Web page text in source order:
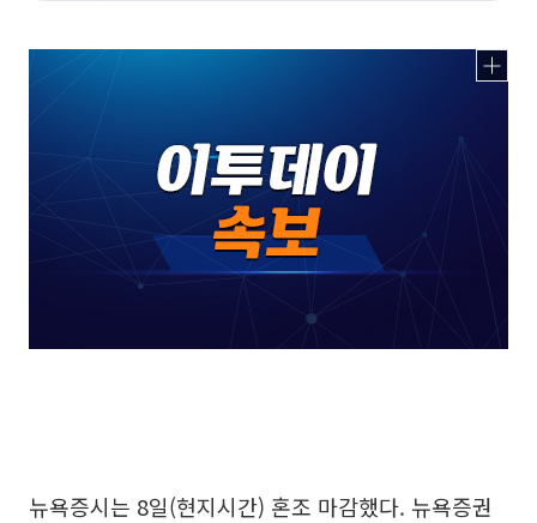
뉴욕증시는 8일(현지시간) 혼조 마감했다. 뉴욕증권